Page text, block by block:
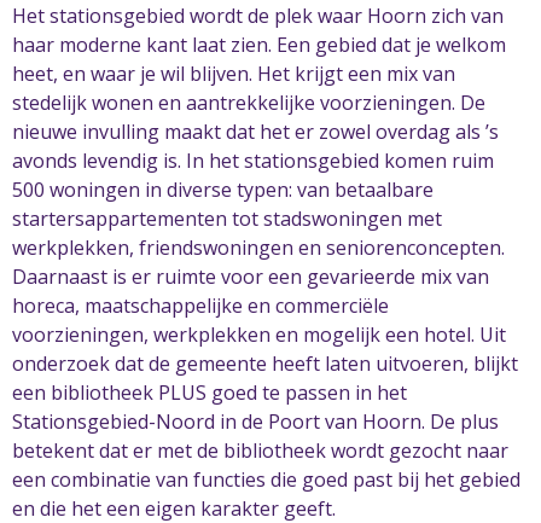
Het stationsgebied wordt de plek waar Hoorn zich van
haar moderne kant laat zien. Een gebied dat je welkom
heet, en waar je wil blijven. Het krijgt een mix van
stedelijk wonen en aantrekkelijke voorzieningen. De
nieuwe invulling maakt dat het er zowel overdag als ’s
avonds levendig is. In het stationsgebied komen ruim
500 woningen in diverse typen: van betaalbare
startersappartementen tot stadswoningen met
werkplekken, friendswoningen en seniorenconcepten.
Daarnaast is er ruimte voor een gevarieerde mix van
horeca, maatschappelijke en commerciële
voorzieningen, werkplekken en mogelijk een hotel. Uit
onderzoek dat de gemeente heeft laten uitvoeren, blijkt
een bibliotheek PLUS goed te passen in het
Stationsgebied-Noord in de Poort van Hoorn. De plus
betekent dat er met de bibliotheek wordt gezocht naar
een combinatie van functies die goed past bij het gebied
en die het een eigen karakter geeft.